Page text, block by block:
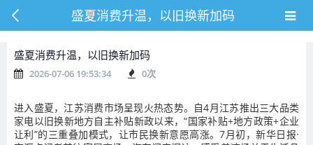
盛夏消费升温，以旧换新加码
盛夏消费升温，以旧换新加码
2026-07-06 19:53:34 0次
进入盛夏，江苏消费市场呈现火热态势。自4月江苏推出三大品类
家电以旧换新地方自主补贴新政以来，“国家补贴+地方政策+企业
让利”的三重叠加模式，让市民换新意愿高涨。7月初，新华日报·